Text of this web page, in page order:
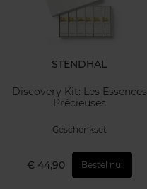
STENDHAL
Discovery Kit: Les Essences
Précieuses
Geschenkset
€ 44,90 Bestel nu!